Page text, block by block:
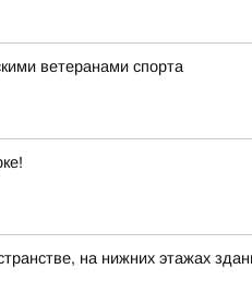
ветеранами спорта
на нижних этажах